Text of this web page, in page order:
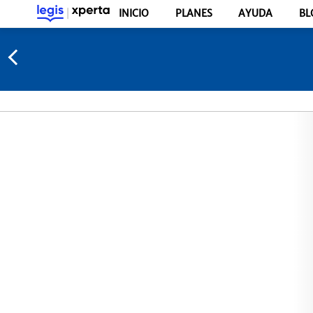
INICIO PLANES AYUDA